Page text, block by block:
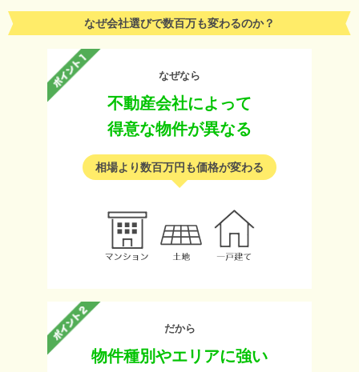
なぜ会社選びで数百万も変わるのか？
なぜなら
不動産会社によって
得意な物件が異なる
相場より数百万円も価格が変わる
だから
物件種別やエリアに強い